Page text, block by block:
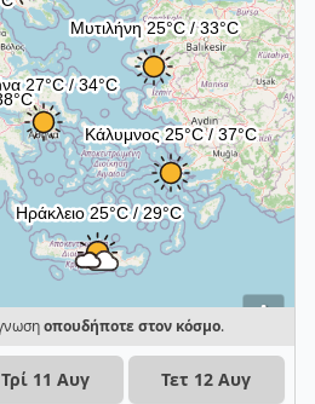
i
οπουδήποτε στον κόσμο.
Τρί 11 Αυγ Τετ 12 Αυγ